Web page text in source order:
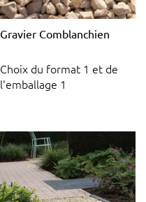
Gravier Comblanchien
Choix du format 1 et de
l'emballage 1